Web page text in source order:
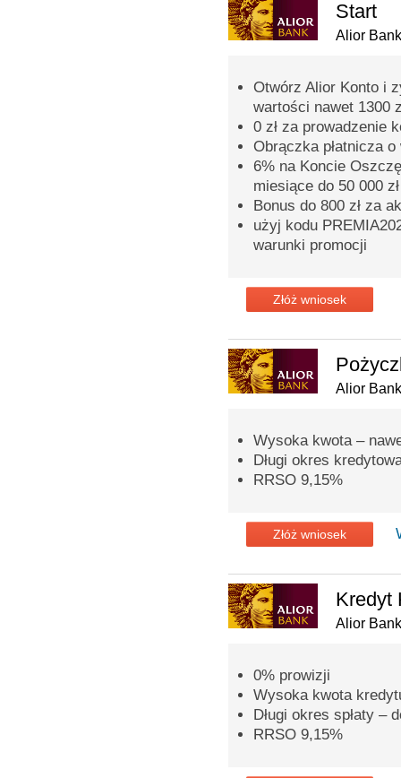
Start
Alior Bank
Otwórz Alior Konto i
wartości nawet 1300
0 zł za prowadzenie
Obrączka płatnicza o
6% na Koncie
miesiące do 50 000 zł
Bonus do 800 zł za
użyj kodu
warunki promocji
Złóż wniosek
Alior Bank
Wysoka kwota –
Długi okres
RRSO 9,15%
Złóż wniosek
Kredyt
Alior Bank
0% prowizji
Wysoka kwota
Długi okres spłaty –
RRSO 9,15%